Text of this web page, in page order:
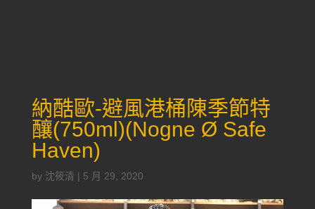
納酷歐-避風港桶陳季節特
釀(750ml)(Nogne Ø Safe
Haven)
by 沈筱清 | 5 月 29, 2020